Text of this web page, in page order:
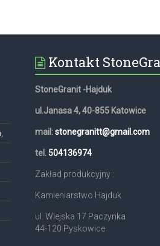
Kontakt
StoneGranit -Hajduk
ul.Janasa 4, 40-855 Katowice
mail:stonegranitt@gmail.com
tel. 504136974
Zakład produkcyjny :
Kamieniarstwo Hajduk
ul. Wiejska 17 Paczynka
44-120 Pyskowice